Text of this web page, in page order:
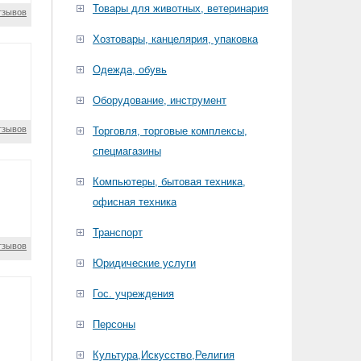
Товары для животных, ветеринария
Хозтовары, канцелярия, упаковка
Одежда, обувь
Оборудование, инструмент
Торговля, торговые комплексы,
спецмагазины
Компьютеры, бытовая техника,
офисная техника
Транспорт
Юридические услуги
Гос. учреждения
Персоны
Культура,Искусство,Религия